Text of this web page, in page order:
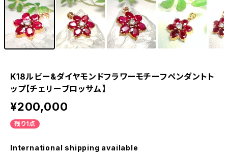
K18ルビー&ダイヤモンドフラワーモチーフペンダントト
ップ【チェリーブロッサム】
¥200,000
残り1点
International shipping available